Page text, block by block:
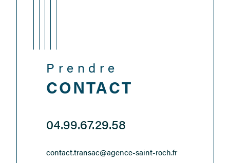
Prendre
CONTACT
04.99.67.29.58
contact.transac@agence-saint-roch.fr